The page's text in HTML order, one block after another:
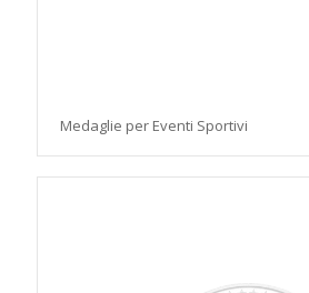
Medaglie per Eventi Sportivi